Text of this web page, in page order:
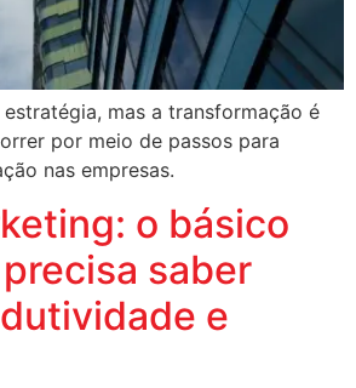
mas a transformação é
por meio de passos para
nas empresas.
o básico
saber
e